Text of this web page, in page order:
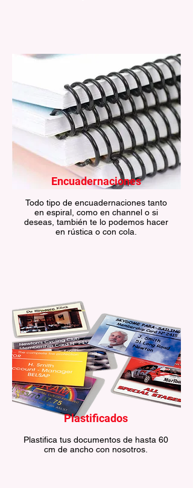
Encuadernaciones
Todo tipo de encuadernaciones tanto
en espiral, como en channel o si
deseas, también te lo podemos hacer
en rústica o con cola.
Plastificados
Plastifica tus documentos de hasta 60
cm de ancho con nosotros.